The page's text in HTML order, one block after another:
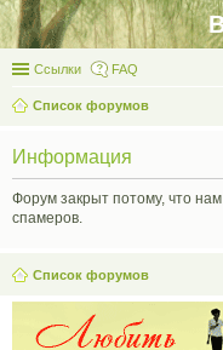
Ссылки FAQ
Список форумов
Информация
Форум закрыт потому, что
спамеров.
Список форумов